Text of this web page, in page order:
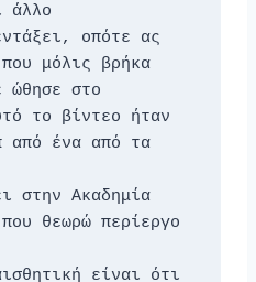
άλλο
μόλις βρήκα
ώθησε στο
από ένα από τα
θεωρώ περίεργο